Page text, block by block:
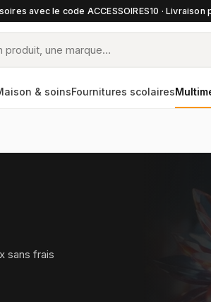
avec le code ACCESSOIRES10 · Livraison
& soinsFournitures scolaires
sans frais